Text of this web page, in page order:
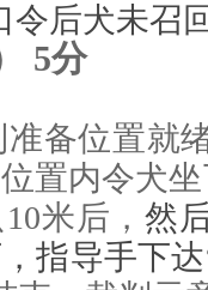
令后犬未召
5分
备位置就
位置内令犬坐
10米后，然
指导手下达